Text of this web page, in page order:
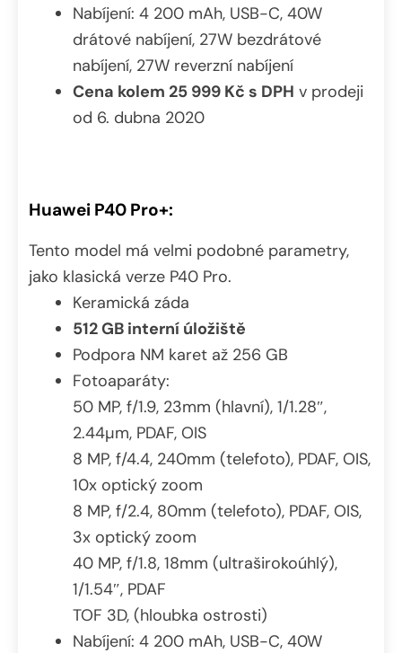
Nabíjení: 4 200 mAh, USB-C, 40W
drátové nabíjení, 27W bezdrátové
nabíjení, 27W reverzní nabíjení
Cena kolem 25 999 Kč s DPH v prodeji
od 6. dubna 2020
Huawei P40 Pro+:
Tento model má velmi podobné parametry,
jako klasická verze P40 Pro.
Keramická záda
512 GB interní úložiště
Podpora NM karet až 256 GB
Fotoaparáty:
50 MP, f/1.9, 23mm (hlavní), 1/1.28″,
2.44µm, PDAF, OIS
8 MP, f/4.4, 240mm (telefoto), PDAF, OIS,
10x optický zoom
8 MP, f/2.4, 80mm (telefoto), PDAF, OIS,
3x optický zoom
40 MP, f/1.8, 18mm (ultraširokoúhlý),
1/1.54″, PDAF
TOF 3D, (hloubka ostrosti)
Nabíjení: 4 200 mAh, USB-C, 40W